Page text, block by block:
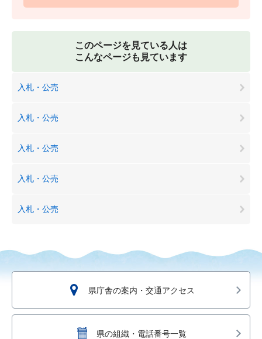
このページを見ている人は
こんなページも見ています
入札・公売
入札・公売
入札・公売
入札・公売
入札・公売
県庁舎の案内・交通アクセス
県の組織・電話番号一覧